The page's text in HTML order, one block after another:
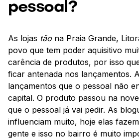
pessoal?
As lojas tão na Praia Grande,
povo que tem poder aquisitivo
carência de produtos, por isso
ficar antenada nos lançamentos.
lançamentos que o pessoal não
capital. O produto passou na
que o pessoal já vai pedir. As
influenciam muito, hoje elas
gente e isso no bairro é muito